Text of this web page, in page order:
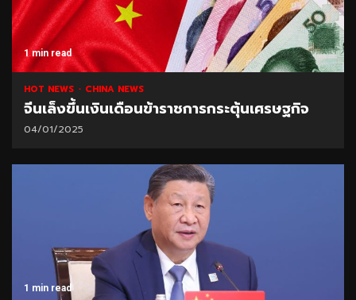
1 min read
HOT NEWS CHINA NEWS
จีนเล็งขึ้นเงินเดือนข้าราชการกระตุ้นเศรษฐกิจ
04/01/2025
1 min read